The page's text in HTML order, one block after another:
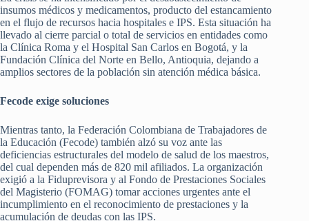
insumos médicos y medicamentos, producto del estancamiento
en el flujo de recursos hacia hospitales e IPS. Esta situación ha
llevado al cierre parcial o total de servicios en entidades como
la Clínica Roma y el Hospital San Carlos en Bogotá, y la
Fundación Clínica del Norte en Bello, Antioquia, dejando a
amplios sectores de la población sin atención médica básica.
Fecode exige soluciones
Mientras tanto, la Federación Colombiana de Trabajadores de
la Educación (Fecode) también alzó su voz ante las
deficiencias estructurales del modelo de salud de los maestros,
del cual dependen más de 820 mil afiliados. La organización
exigió a la Fiduprevisora y al Fondo de Prestaciones Sociales
del Magisterio (FOMAG) tomar acciones urgentes ante el
incumplimiento en el reconocimiento de prestaciones y la
acumulación de deudas con las IPS.